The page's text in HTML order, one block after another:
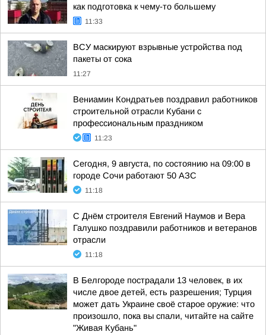
как подготовка к чему-то большему
11:33
ВСУ маскируют взрывные устройства под
пакеты от сока
11:27
Вениамин Кондратьев поздравил работников
строительной отрасли Кубани с
профессиональным праздником
11:23
Сегодня, 9 августа, по состоянию на 09:00 в
городе Сочи работают 50 АЗС
11:18
С Днём строителя Евгений Наумов и Вера
Галушко поздравили работников и ветеранов
отрасли
11:18
В Белгороде пострадали 13 человек, в их
числе двое детей, есть разрешения; Турция
может дать Украине своё старое оружие: что
произошло, пока вы спали, читайте на сайте
"Живая Кубань"